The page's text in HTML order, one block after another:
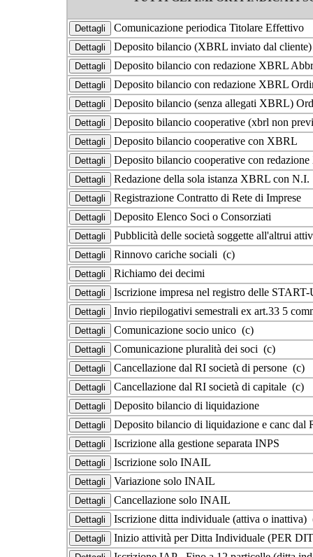
Comunicazione periodica Titolare Effettivo
Deposito bilancio (XBRL inviato dal
Deposito bilancio con redazione XBRL
Deposito bilancio con redazione XBRL
Deposito bilancio (senza allegati XBRL)
Deposito bilancio cooperative (xbrl non
Deposito bilancio cooperative con XBRL
Deposito bilancio cooperative con
Redazione della sola istanza XBRL con
Registrazione Contratto di Rete di Imprese
Deposito Elenco Soci o Consorziati
Pubblicità delle società soggette all'altrui
Rinnovo cariche sociali (c)
Richiamo dei decimi
Iscrizione impresa nel registro delle
Invio riepilogativi semestrali ex art.33 5
Comunicazione socio unico (c)
Comunicazione pluralità dei soci (c)
Cancellazione dal RI società di persone (c)
Cancellazione dal RI società di capitale (c)
Deposito bilancio di liquidazione
Deposito bilancio di liquidazione e canc dal
Iscrizione alla gestione separata INPS
Iscrizione solo INAIL
Variazione solo INAIL
Cancellazione solo INAIL
Iscrizione ditta individuale (attiva o inattiva)
Inizio attività per Ditta Individuale (PER